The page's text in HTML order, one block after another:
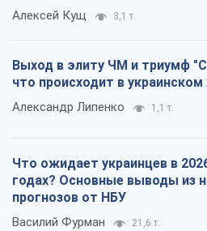
Алексей Кущ 3,1 т.
Выход в элиту ЧМ и триумф
что происходит в украинском
Александр Липенко 1,1 т.
Что ожидает украинцев в
годах? Основные выводы из
прогнозов от НБУ
Василий Фурман 21,6 т.